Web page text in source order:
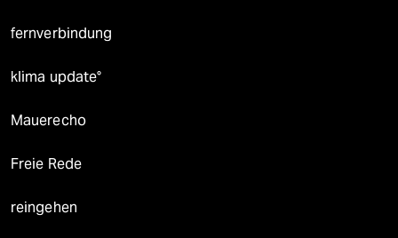
fernverbindung
klima update°
Mauerecho
Freie Rede
reingehen